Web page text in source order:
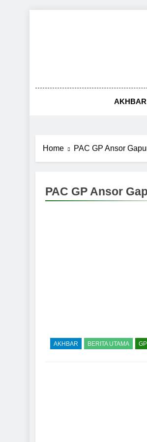
AKHBAR
Home PAC GP Ansor
PAC GP Ansor
AKHBAR BERITA UTAMA